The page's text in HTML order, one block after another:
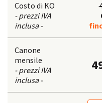
Costo di KO
- prezzi IVA
inclusa -
Canone
mensile
- prezzi IVA
inclusa -